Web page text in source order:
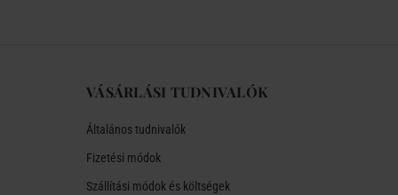
VÁSÁRLÁSI TUDNIVALÓK
Általános tudnivalók
Fizetési módok
Szállítási módok és költségek